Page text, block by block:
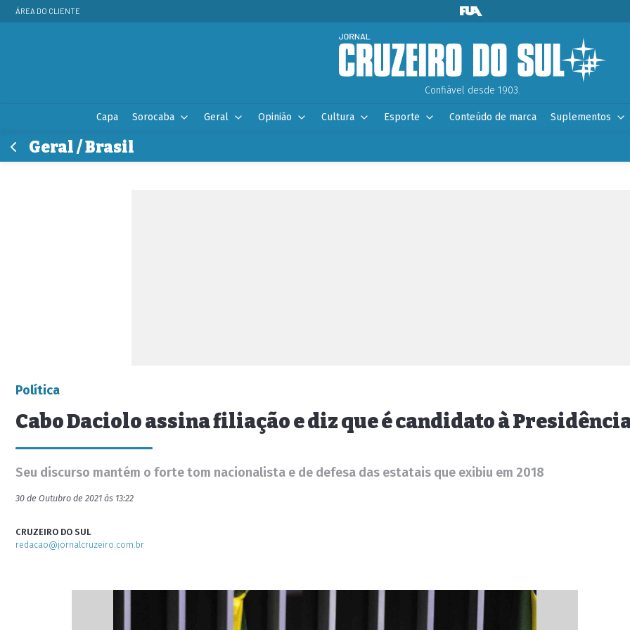
ÁREA DO CLIENTE
Confiável desde 1903.
Capa Sorocaba Geral Opinião Cultura Esporte Conteúdo de marca Suplementos
Geral / Brasil
Política
Cabo Daciolo assina filiação e diz que é candidato à
Seu discurso mantém o forte tom nacionalista e de defesa das estatais que exibiu em 2018
30 de Outubro de 2021 às 13:22
CRUZEIRO DO SUL
redacao@jornalcruzeiro.com.br